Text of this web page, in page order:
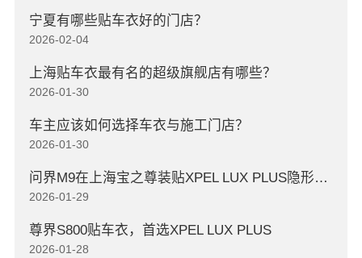
宁夏有哪些贴车衣好的门店？
2026-02-04
上海贴车衣最有名的超级旗舰店有哪些？
2026-01-30
车主应该如何选择车衣与施工门店？
2026-01-30
问界M9在上海宝之尊装贴XPEL LUX PLUS隐形车衣
2026-01-29
尊界S800贴车衣，首选XPEL LUX PLUS
2026-01-28